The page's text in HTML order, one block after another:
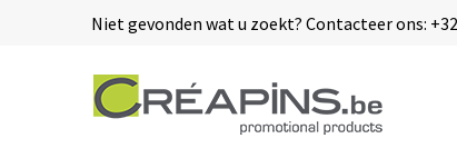
Niet gevonden wat u zoekt? Contacteer ons: